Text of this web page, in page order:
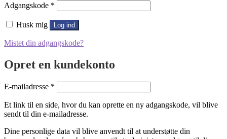
Adgangskode *
Husk mig Log ind
Mistet din adgangskode?
Opret en kundekonto
E-mailadresse *
Et link til en side, hvor du kan oprette en ny adgangskode, vil blive
sendt til din e-mailadresse.
Dine personlige data vil blive anvendt til at understøtte din